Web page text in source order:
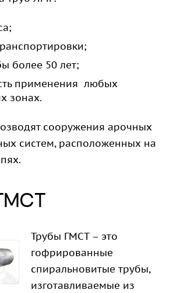
более 50 лет;
применения любых
зонах.
сооружения арочных
систем, расположенных на
Трубы ГМСТ – это
гофрированные
спиральновитые трубы,
изготавливаемые из